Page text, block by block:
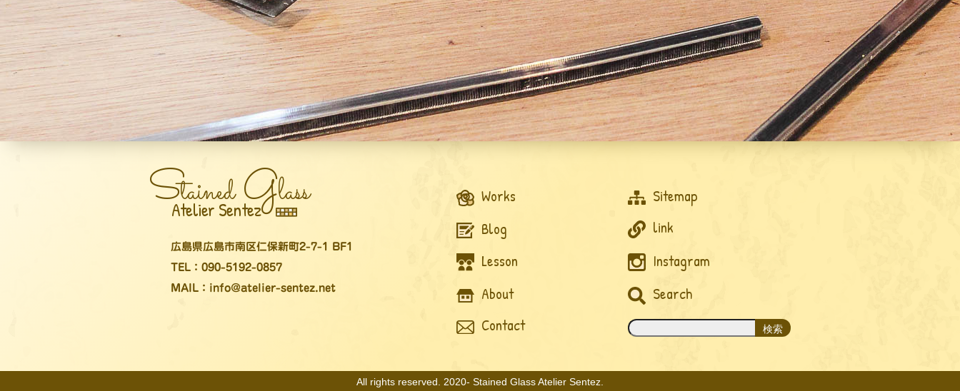
Stained Glass
Atelier Sentez
広島県広島市南区仁保新町2-7-1 BF1
TEL：090-5192-0857
MAIL：info@atelier-sentez.net
Works
Blog
Lesson
About
Contact
Sitemap
link
Instagram
Search
All rights reserved. 2020- Stained Glass Atelier Sentez.